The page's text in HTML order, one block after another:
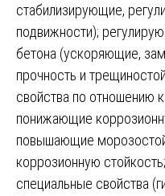
стабилизирующие,
подвижности);
бетона (ускоряющие,
прочность и
свойства по отношению
понижающие
повышающие
коррозионную
специальные свойства